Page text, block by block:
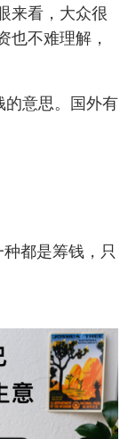
来看，大众很
也不难理解，
意思。国外有
都是筹钱，只